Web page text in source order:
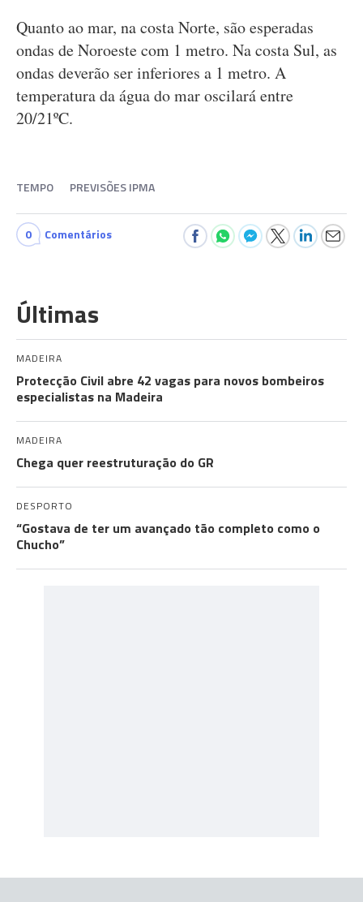
Quanto ao mar, na costa Norte, são esperadas
ondas de Noroeste com 1 metro. Na costa Sul, as
ondas deverão ser inferiores a 1 metro. A
temperatura da água do mar oscilará entre
20/21ºC.
TEMPO PREVISÕES IPMA
0 Comentários
Últimas
MADEIRA
Protecção Civil abre 42 vagas para novos bombeiros
especialistas na Madeira
MADEIRA
Chega quer reestruturação do GR
DESPORTO
“Gostava de ter um avançado tão completo como o
Chucho”